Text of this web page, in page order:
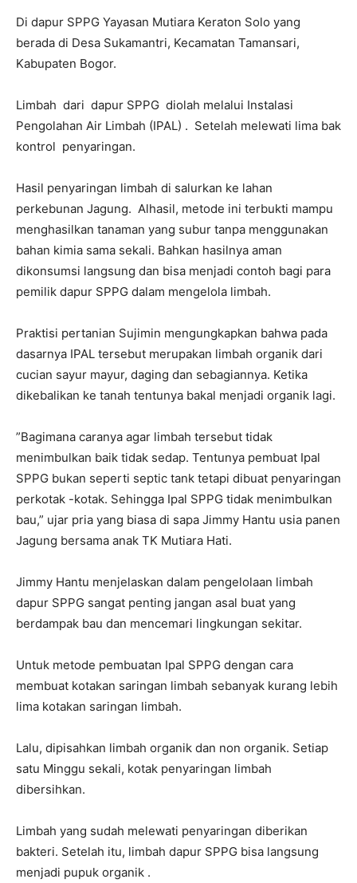
‎‎Di dapur SPPG Yayasan Mutiara Keraton Solo yang
berada di Desa Sukamantri, Kecamatan Tamansari,
Kabupaten Bogor.
Limbah dari dapur SPPG diolah melalui Instalasi
Pengolahan Air Limbah (IPAL) . Setelah melewati lima bak
kontrol penyaringan.
‎Hasil penyaringan limbah di salurkan ke lahan
perkebunan Jagung. Alhasil, metode ini terbukti mampu
menghasilkan tanaman yang subur tanpa menggunakan
bahan kimia sama sekali. Bahkan hasilnya aman
dikonsumsi langsung dan bisa menjadi contoh bagi para
pemilik dapur SPPG dalam mengelola limbah.
‎Praktisi pertanian Sujimin mengungkapkan bahwa pada
dasarnya IPAL tersebut merupakan limbah organik ‎dari
cucian sayur mayur, daging dan sebagiannya. Ketika
dikebalikan ke tanah tentunya bakal menjadi organik lagi.
‎”Bagimana caranya agar limbah tersebut tidak
menimbulkan baik tidak sedap. Tentunya pembuat Ipal
SPPG bukan seperti septic tank tetapi dibuat penyaringan
perkotak -kotak. Sehingga Ipal SPPG tidak menimbulkan
bau,” ujar pria yang biasa di sapa Jimmy Hantu usia panen
Jagung bersama anak TK Mutiara Hati.
Jimmy Hantu menjelaskan dalam pengelolaan limbah
dapur SPPG sangat penting jangan asal buat yang
berdampak bau dan mencemari lingkungan sekitar.
‎Untuk metode pembuatan Ipal SPPG dengan cara
membuat kotakan saringan limbah sebanyak kurang lebih
lima kotakan saringan limbah.
‎Lalu, dipisahkan limbah organik dan non organik. Setiap
satu Minggu sekali, kotak penyaringan limbah
dibersihkan.
‎Limbah yang sudah melewati penyaringan diberikan
bakteri. Setelah itu, limbah dapur SPPG bisa langsung
menjadi pupuk organik .